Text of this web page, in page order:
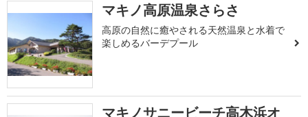
マキノ高原温泉さらさ
高原の自然に癒やされる天然温泉と水着で
楽しめるバーデプール
マキノサニービーチ高木浜オ